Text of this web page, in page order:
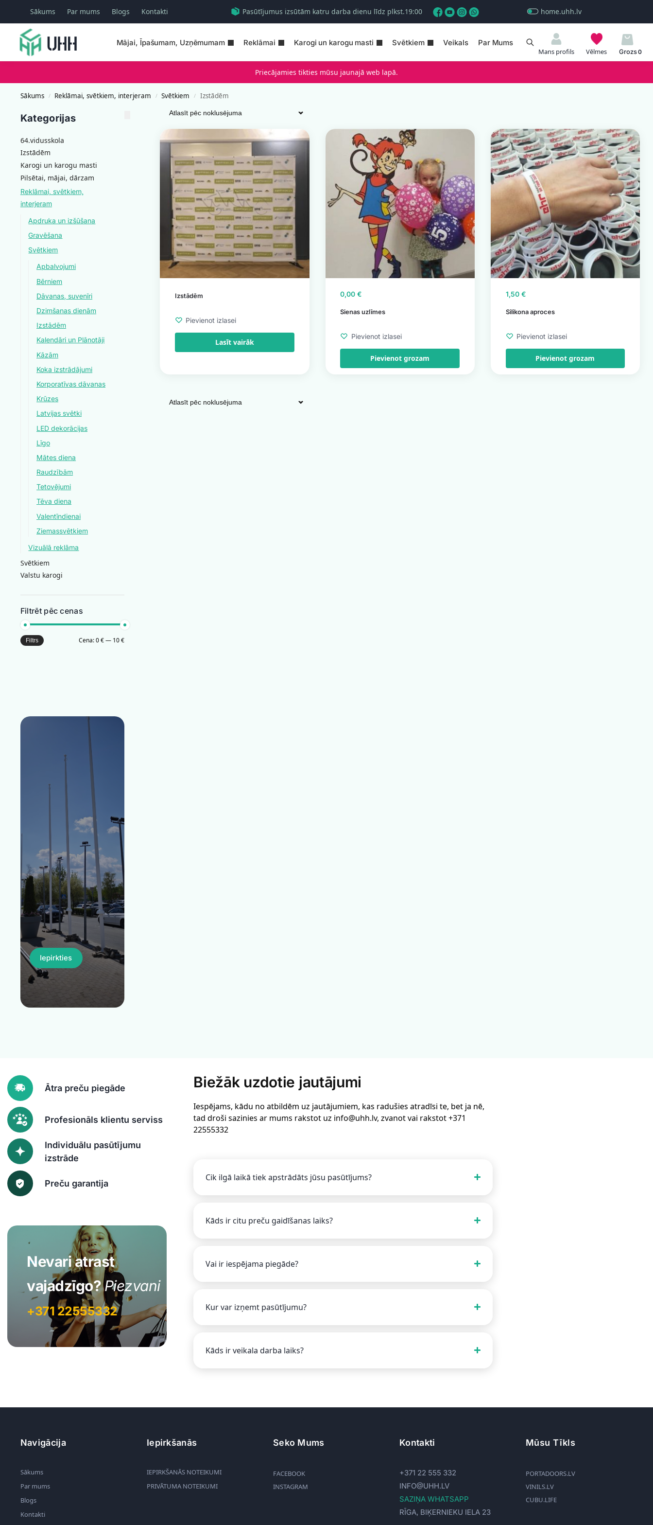
Sākums Par mums Blogs Kontakti Pasūtījumus izsūtām katru darba dienu līdz plkst.19:00 home.uhh.lv
Mājai, Īpašumam, Uzņēmumam Reklāmai Karogi un karogu masti Svētkiem Veikals Par Mums
Meklēšana
Mans profils Vēlmes 0
Priecājamies tikties mūsu jaunajā web lapā.
Sākums / Reklāmai, svētkiem, interjeram / Svētkiem / Izstādēm
Izstādēm
Pievienot izlasei
Lasīt vairāk
Sienas uzlīmes
0,00€
Pievienot izlasei
Pievienot grozam
Silikona aproces
1,50 €
Pievienot izlasei
Pievienot grozam
Kategorijas
64.vidusskola
Izstādēm
Karogi un karogu masti
Pilsētai, mājai, dārzam
Reklāmai, svētkiem,
interjeram
Apdruka un izšūšana
Gravēšana
Svētkiem
Apbalvojumi
Bērniem
Dāvanas, suvenīri
Dzimšanas dienām
Izstādēm
Kalendāri un Plānotāji
Kāzām
Koka izstrādājumi
Korporatīvas dāvanas
Krūzes
Latvijas svētki
LED dekorācijas
Līgo
Mātes diena
Raudzībām
Tetovējumi
Tēva diena
Valentīndienai
Ziemassvētkiem
Vizuālā reklāma
Svētkiem
Valstu karogi
Filtrēt pēc cenas
Filtrs Cena:0 €— 10 €
Iepirkties
Ātra preču piegāde
Profesionāls klientu serviss
Individuālu pasūtījumu
izstrāde
Preču garantija
Nevari atrast
vajadzīgo?Piezvani
+371 22555332
Biežāk uzdotie jautājumi
Iespējams, kādu no atbildēm uz jautājumiem, kas radušies atradīsi te, bet ja nē,
tad droši sazinies ar mums rakstot uz info@uhh.lv, zvanot vai rakstot +371
22555332
Cik ilgā laikā tiek apstrādāts jūsu pasūtījums?
Kāds ir citu preču gaidīšanas laiks?
Vai ir iespējama piegāde?
Kur var izņemt pasūtījumu?
Kāds ir veikala darba laiks?
Navigācija
Sākums
Par mums
Blogs
Kontakti
Iepirkšanās
IEPIRKŠANĀS NOTEIKUMI
PRIVĀTUMA NOTEIKUMI
Seko Mums
FACEBOOK
INSTAGRAM
Kontakti
+371 22 555 332
INFO@UHH.LV
SAZIŅA WHATSAPP
RĪGA, BIĶERNIEKU IELA 23
Mūsu Tīkls
PORTADOORS.LV
VINILS.LV
CUBU.LIFE